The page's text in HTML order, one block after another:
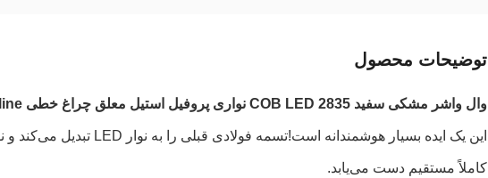
توضیحات محصول
وال واشر مشکی سفید 2835 COB LED نواری پروفیل استیل معلق چراغ خطی LED Skyline
کاملاً مستقیم دست می‌یابد.